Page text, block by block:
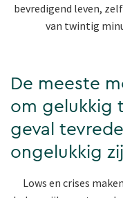
bevredigend leven,
van twintig
De meeste
om gelukkig
geval
ongelukkig
Lows en crises